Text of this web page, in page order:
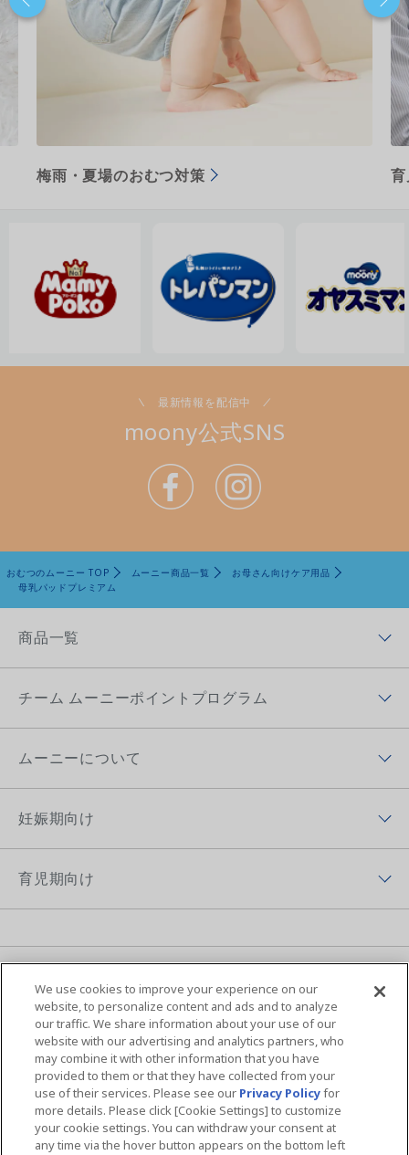
梅雨・夏場のおむつ対策
最新情報を配信中
moony公式SNS
おむつのムーニー TOP ムーニー商品一覧
お母さん向けケア用品
母乳パッドプレミアム
商品一覧
ムーニーマン（パンツ）
オヤスミマン
お母さん向けケア商品
ムーニー 病産院用
ムーニー寝具
商品検索
チーム ムーニーポイントプログラム
ムーニーポイントについて
チーム ムーニーポイントプログラムサイト
プレゼントキャンペーン
ムーニーについて
ムーニーちゃんのひみつ
ムーニーの思い
アプリ紹介
妊娠期向け
育児体験談
ムーニーちゃん学級
ムーニーアプリのご案内
育児期向け
子育て向け記事
夜間のおもらし大調査
おむつの選び方
MOVIE & CM
ムーニーの編集ポリシー
サイトマップ
Global Website
ユニ・チャームHOME お問い合わせ
ウェブサイト利用規約 プライバシーポリシー
公式アカウント コミュニティガイドライ
ン
障がいの表記について
We use cookies to improve your experience on our
website, to personalize content and ads and to analyze
our traffic. We share information about your use of our
website with our advertising and analytics partners, who
may combine it with other information that you have
provided to them or that they have collected from your
use of their services. Please see our Privacy Policyfor
more details. Please click [Cookie Settings] to customize
your cookie settings. You can withdraw your consent at
any time via the hover button appears on the bottom left